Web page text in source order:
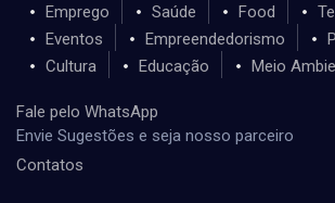
Emprego Saúde Food
Eventos
Empreendedorismo
Cultura
Educação Meio
Fale pelo WhatsApp
Envie Sugestões e seja nosso parceiro
Contatos